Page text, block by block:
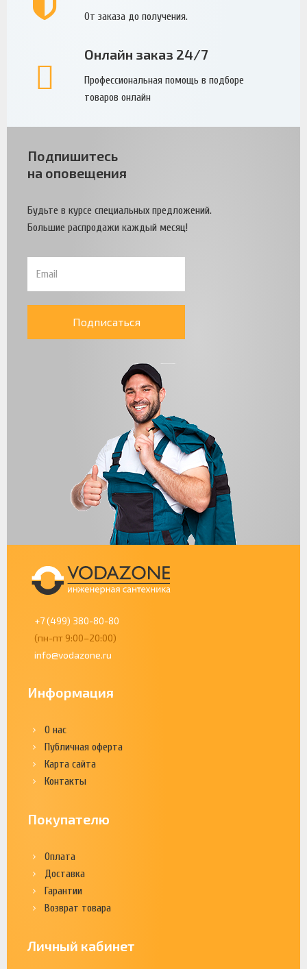
От заказа до получения.
Онлайн заказ 24/7
Профессиональная помощь в подборе
товаров онлайн
Подпишитесь
на оповещения
Будьте в курсе специальных предложений.
Большие распродажи каждый месяц!
Подписаться
+7 (499) 380-80-80
(пн-пт 9:00–20:00)
info@vodazone.ru
Информация
О нас
Публичная оферта
Карта сайта
Контакты
Покупателю
Оплата
Доставка
Гарантии
Возврат товара
Личный кабинет